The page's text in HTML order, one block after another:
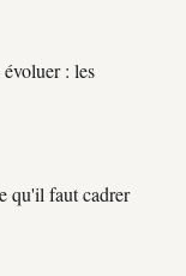
: les
qu'il faut cadrer